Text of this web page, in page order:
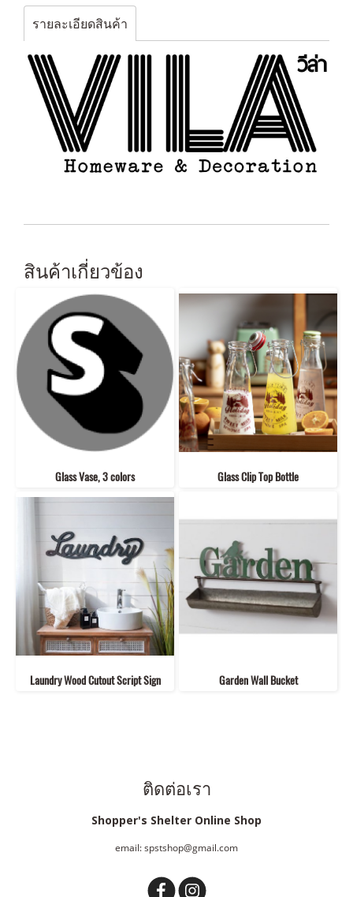
รายละเอียดสินค้า
สินค้าเกี่ยวข้อง
Glass Vase, 3 colors Glass Clip Top Bottle
Laundry Wood Cutout Script Sign Garden Wall Bucket
ติดต่อเรา
Shopper's Shelter Online Shop
email: spstshop@gmail.com